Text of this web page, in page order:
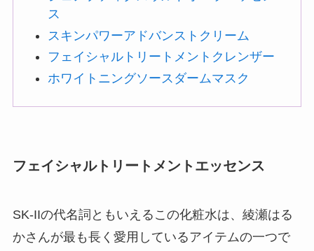
ス
スキンパワーアドバンストクリーム
フェイシャルトリートメントクレンザー
ホワイトニングソースダームマスク
フェイシャルトリートメントエッセンス
SK-IIの代名詞ともいえるこの化粧水は、綾瀬はる
かさんが最も長く愛用しているアイテムの一つで